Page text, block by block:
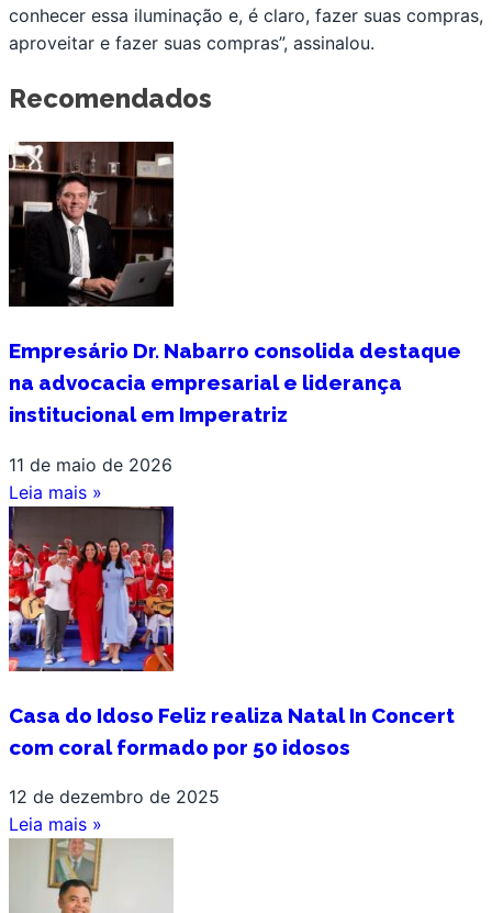
conhecer essa iluminação e, é claro, fazer suas compras,
aproveitar e fazer suas compras”, assinalou.
Recomendados
Empresário Dr. Nabarro consolida destaque
na advocacia empresarial e liderança
institucional em Imperatriz
11 de maio de 2026
Leia mais »
Casa do Idoso Feliz realiza Natal In Concert
com coral formado por 50 idosos
12 de dezembro de 2025
Leia mais »